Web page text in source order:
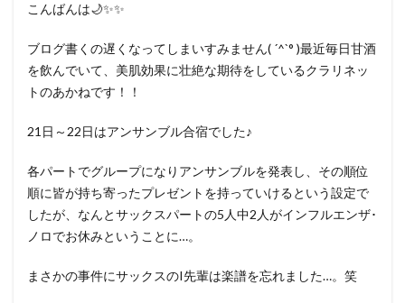
こんばんは🌙✨✨
ブログ書くの遅くなってしまいすみません( ´^`° )最近毎日甘酒
を飲んでいて、美肌効果に壮絶な期待をしているクラリネッ
トのあかねです！！
21日～22日はアンサンブル合宿でした♪
各パートでグループになりアンサンブルを発表し、その順位
順に皆が持ち寄ったプレゼントを持っていけるという設定で
したが、なんとサックスパートの5人中2人がインフルエンザ･
ノロでお休みということに…。
まさかの事件にサックスのI先輩は楽譜を忘れました…。笑